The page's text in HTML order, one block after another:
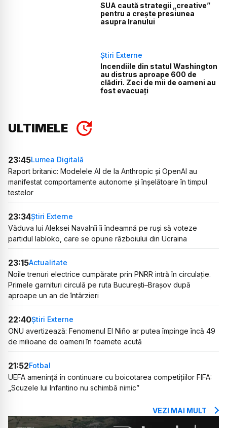
SUA caută strategii „creative”
pentru a crește presiunea
asupra Iranului
Știri Externe
Incendiile din statul Washington
au distrus aproape 600 de
clădiri. Zeci de mii de oameni au
fost evacuați
ULTIMELE
23:45Lumea Digitală
Raport britanic: Modelele AI de la Anthropic și OpenAI au
manifestat comportamente autonome și înșelătoare în timpul
testelor
23:34Știri Externe
Văduva lui Aleksei Navalnîi îi îndeamnă pe ruși să voteze
partidul Iabloko, care se opune războiului din Ucraina
23:15Actualitate
Noile trenuri electrice cumpărate prin PNRR intră în circulație.
Primele garnituri circulă pe ruta București–Brașov după
aproape un an de întârzieri
22:40Știri Externe
ONU avertizează: Fenomenul El Niño ar putea împinge încă 49
de milioane de oameni în foamete acută
21:52Fotbal
UEFA amenință în continuare cu boicotarea competițiilor FIFA:
„Scuzele lui Infantino nu schimbă nimic”
VEZI MAI MULT